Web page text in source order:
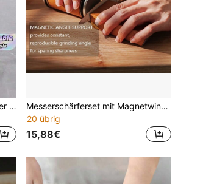
1 Stück, automatisch einstellbarer Winkel Messerschärfer für gerade Klingen, gezahnte Messer & Scheren, Messerschärfwerkzeug, kleiner manueller Messerschärfer
Messerschärferset mit Magnetwinkel und Strass - manueller Rolle-Messerschärfer für gerade Klingen, mit industriellem Straßendekor, nicht-elektrisches Küchenprodukt im
20 übrig
15,88€